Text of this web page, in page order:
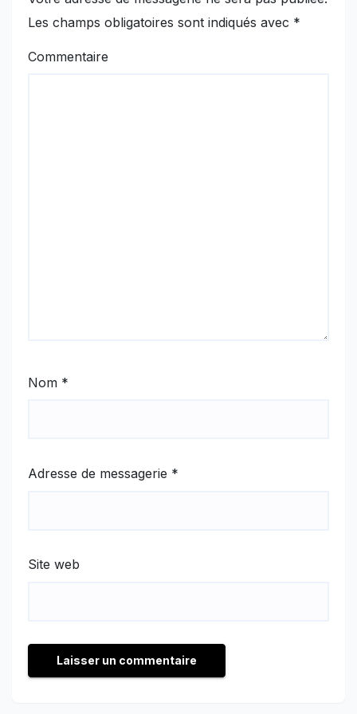
Les champs obligatoires sont indiqués avec *
Commentaire
Nom *
Adresse de messagerie *
Site web